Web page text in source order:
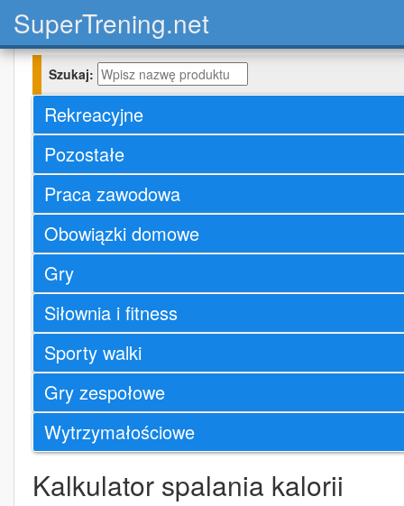
SuperTrening.net
Szukaj:
Rekreacyjne
Pozostałe
Praca zawodowa
Obowiązki domowe
Gry
Siłownia i fitness
Sporty walki
Gry zespołowe
Wytrzymałościowe
Kalkulator spalania kalorii